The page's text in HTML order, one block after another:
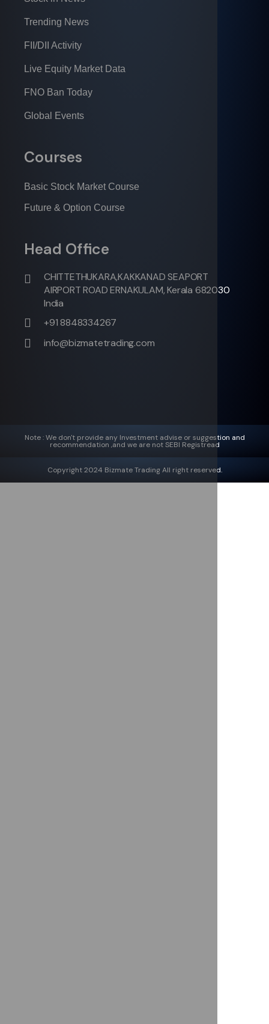
Trending News
FII/DII Activity
Live Equity Market Data
FNO Ban Today
Global Events
Courses
Basic Stock Market Course
Future & Option Course
Head Office
CHITTETHUKARA,KAKKANAD SEAPORT
AIRPORT ROAD ERNAKULAM, Kerala 682030
India
+91 8848334267
info@bizmatetrading.com
Note : We don't provide any Investment advise or suggestion and
recommendation ,and we are not SEBI Registread
Copyright 2024 Bizmate Trading All right reserved.